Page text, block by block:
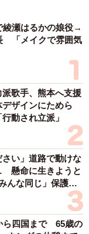
活を堪能。部屋
ちゅ～るの
ってきたという。
くんは平穏に暮
では、窓から見
だのか、外に出
地内に出すよう
になった。そん
がないくらい目
。ところが、引
、姿を消してしま
綾瀬はるかの娘役→
「メイクで雰囲気
派歌手、熊本へ支援
ザインにためら
動され立派」
さい」道路で動けな
懸命に生きようと
んな同じ」保護団
ら四国まで 65歳の